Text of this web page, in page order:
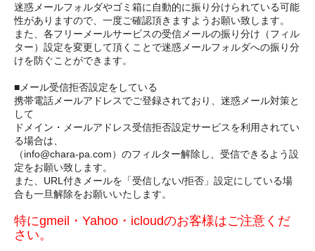
迷惑メールフォルダやゴミ箱に自動的に振り分けられている可能
性がありますので、一度ご確認頂きますようお願い致します。
また、各フリーメールサービスの受信メールの振り分け（フィル
ター）設定を変更して頂くことで迷惑メールフォルダへの振り分
けを防ぐことができます。
■メール受信拒否設定をしている
携帯電話メールアドレスでご登録されており、迷惑メール対策と
して
ドメイン・メールアドレス受信拒否設定サービスを利用されてい
る場合は、
（info@chara-pa.com）のフィルター解除し、受信できるよう設
定をお願い致します。
また、URL付きメールを「受信しない/拒否」設定にしている場
合も一旦解除をお願いいたします。
特にgmeil・Yahoo・icloudのお客様はご注意くだ
さい。